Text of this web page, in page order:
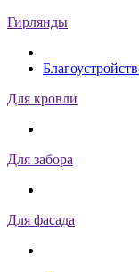
Гирлянды
Для кровли
Для забора
Для фасада